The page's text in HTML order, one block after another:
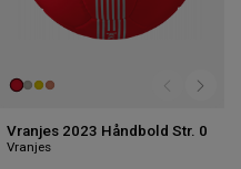
Vranjes 2023 Håndbold Str. 0
Vranjes